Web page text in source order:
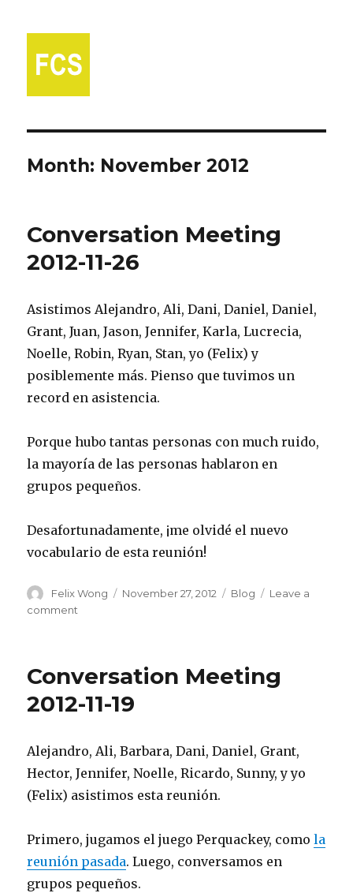
Month: November 2012
Conversation Meeting
2012-11-26
Asistimos Alejandro, Ali, Dani, Daniel, Daniel,
Grant, Juan, Jason, Jennifer, Karla, Lucrecia,
Noelle, Robin, Ryan, Stan, yo (Felix) y
posiblemente más. Pienso que tuvimos un
record en asistencia.
Porque hubo tantas personas con much ruido,
la mayoría de las personas hablaron en
grupos pequeños.
Desafortunadamente, ¡me olvidé el nuevo
vocabulario de esta reunión!
Author
Felix Wong
Posted
November 27, 2012 Categories
Blog
Leave a
comment
11-
Conversation Meeting
2012-11-19
Alejandro, Ali, Barbara, Dani, Daniel, Grant,
Hector, Jennifer, Noelle, Ricardo, Sunny, y yo
(Felix) asistimos esta reunión.
Primero, jugamos el juego Perquackey, comola
reunión pasada. Luego, conversamos en
grupos pequeños.